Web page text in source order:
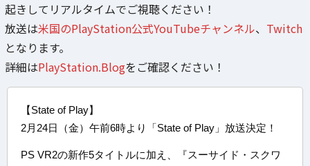
起きしてリアルタイムでご視聴ください！
放送は米国のPlayStation公式YouTubeチャンネル、 Twitch
となります。
詳細はPlayStation.Blogをご確認ください！
【State of Play】
2月24日（金）午前6時より「State of Play」放送決定！
PS VR2の新作5タイトルに加え、『スーサイド・スクワ